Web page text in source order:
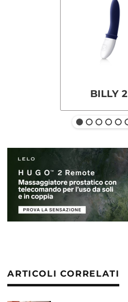
BILLY 2
ARTICOLI CORRELATI